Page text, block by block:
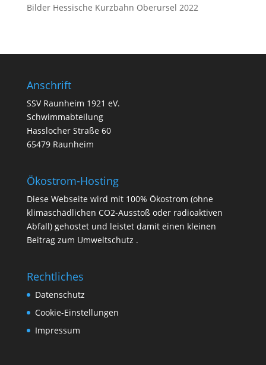
Bilder Hessische Kurzbahn Oberursel 2022
Anschrift
SSV Raunheim 1921 eV.
Schwimmabteilung
Hasslocher Straße 60
65479 Raunheim
Ökostrom-Hosting
Diese Webseite wird mit 100% Ökostrom (ohne
klimaschädlichen CO2-Ausstoß oder radioaktiven
Abfall) gehostet und leistet damit einen kleinen
Beitrag zum Umweltschutz .
Rechtliches
Datenschutz
Cookie-Einstellungen
Impressum